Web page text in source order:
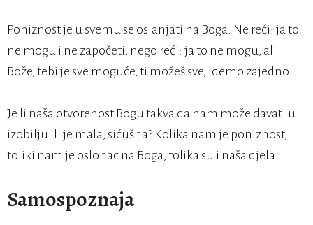
Poniznost je u svemu se oslanjati na Boga. Ne reći: ja to
ne mogu i ne započeti, nego reći: ja to ne mogu, ali
Bože, tebi je sve moguće, ti možeš sve, idemo zajedno.
Je li naša otvorenost Bogu takva da nam može davati u
izobilju ili je mala, sićušna? Kolika nam je poniznost,
toliki nam je oslonac na Boga, tolika su i naša djela.
Samospoznaja